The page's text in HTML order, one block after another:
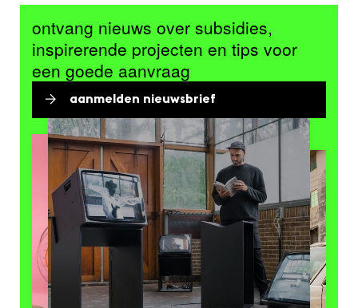
ontvang nieuws over subsidies,
inspirerende projecten en tips voor
een goede aanvraag
aanmelden nieuwsbrief